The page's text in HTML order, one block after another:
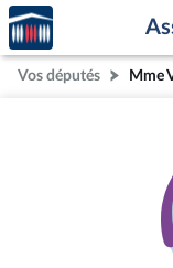
Aller au contenu
Aller en bas de la
Accèder
à la
page
d'accueil
Vos députés